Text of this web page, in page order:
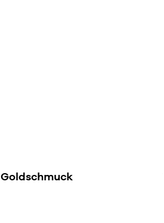
Goldschmuck